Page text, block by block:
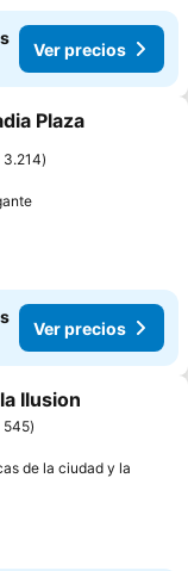
Ver precios
favoritos
Plaza
3.214
Ver precios
Ilusion
545
de la ciudad y la